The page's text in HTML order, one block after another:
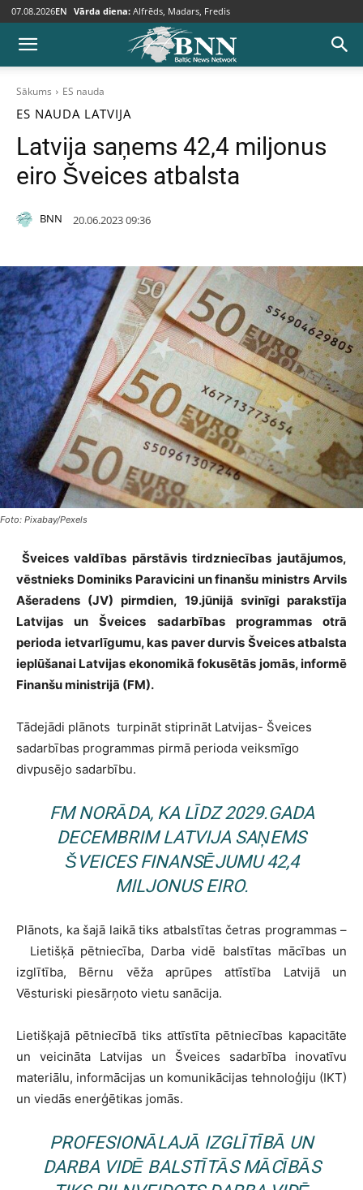
07.08.2026EN Vārda diena: Alfrēds, Madars, Fredis
Sākums ES nauda
ES NAUDA LATVIJA
Latvija saņems 42,4 miljonus
eiro Šveices atbalsta
BNN 20.06.2023 09:36
Foto: Pixabay/Pexels
Šveices valdības pārstāvis tirdzniecības jautājumos,
vēstnieks Dominiks Paravicini un finanšu ministrs Arvils
Ašeradens (JV) pirmdien, 19.jūnijā svinīgi parakstīja
Latvijas un Šveices sadarbības programmas otrā
perioda ietvarlīgumu, kas paver durvis Šveices atbalsta
ieplūšanai Latvijas ekonomikā fokusētās jomās, informē
Finanšu ministrijā (FM).
Tādejādi plānots turpināt stiprināt Latvijas- Šveices
sadarbības programmas pirmā perioda veiksmīgo
divpusējo sadarbību.
FM NORĀDA, KA LĪDZ 2029.GADA
DECEMBRIM LATVIJA SAŅEMS
ŠVEICES FINANSĒJUMU 42,4
MILJONUS EIRO.
Plānots, ka šajā laikā tiks atbalstītas četras programmas –
Lietišķā pētniecība, Darba vidē balstītas mācības un
izglītība, Bērnu vēža aprūpes attīstība Latvijā un
Vēsturiski piesārņoto vietu sanācija.
Lietišķajā pētniecībā tiks attīstīta pētniecības kapacitāte
un veicināta Latvijas un Šveices sadarbība inovatīvu
materiālu, informācijas un komunikācijas tehnoloģiju (IKT)
un viedās enerģētikas jomās.
PROFESIONĀLAJĀ IZGLĪTĪBĀ UN
DARBA VIDĒ BALSTĪTĀS MĀCĪBĀS